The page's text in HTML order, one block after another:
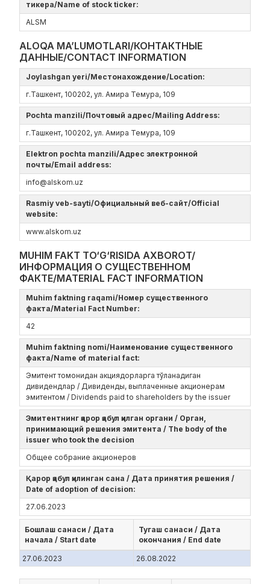
тикера/Name of stock ticker:
ALSM
ALOQA MA’LUMOTLARI/КОНТАКТНЫЕ
ДАННЫЕ/CONTACT INFORMATION
Joylashgan yeri/Местонахождение/Location:
г.Ташкент, 100202, ул. Амира Темура, 109
Pochta manzili/Почтовый адрес/Mailing Address:
г.Ташкент, 100202, ул. Амира Темура, 109
Elektron pochta manzili/Адрес электронной
почты/Email address:
info@alskom.uz
Rasmiy veb-sayti/Официальный веб-сайт/Official
website:
www.alskom.uz
MUHIM FAKT TO‘G‘RISIDA AXBOROT/
ИНФОРМАЦИЯ О СУЩЕСТВЕННОМ
ФАКТЕ/MATERIAL FACT INFORMATION
Muhim faktning raqami/Номер существенного
факта/Material Fact Number:
42
Muhim faktning nomi/Наименование существенного
факта/Name of material fact:
Эмитент томонидан акциядорларга тўланадиган
дивидендлар / Дивиденды, выплаченные акционерам
эмитентом / Dividends paid to shareholders by the issuer
Эмитентнинг қарор қабул қилган органи / Орган,
принимающий решения эмитента / The body of the
issuer who took the decision
Общее собрание акционеров
Қарор қабул қилинган сана / Дата принятия решения /
Date of adoption of decision:
27.06.2023
Бошлаш санаси / Дата
начала / Start date
Тугаш санаси / Дата
окончания / End date
27.06.2023 26.08.2022